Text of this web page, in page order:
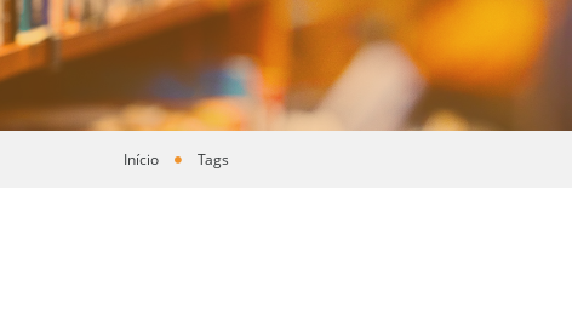
Você está aqui
Início Tags